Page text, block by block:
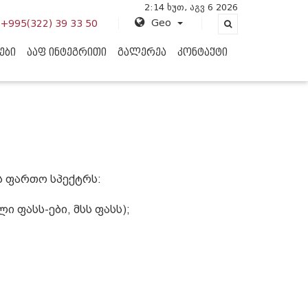
2: 14 ხუთ, აგვ 6 2026
Geo
+995(322) 39 33 50
ᲐᲐᲤ ᲘᲜᲢᲔᲒᲠᲘᲗᲘ ᲒᲐᲚᲔᲠᲔᲐ ᲙᲝᲜᲢᲐᲥᲢᲘ
ფართო სპექტრს:
ფასს-ები, მსს ფასს);